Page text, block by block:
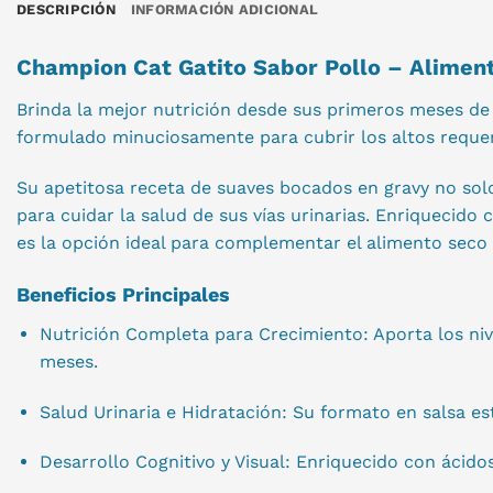
DESCRIPCIÓN INFORMACIÓN ADICIONAL
Champion Cat Gatito Sabor Pollo –
Brinda la mejor nutrición desde sus primeros meses
formulado minuciosamente para cubrir los altos
Su apetitosa receta de suaves bocados en gravy no
para cuidar la salud de sus vías urinarias.
es la opción ideal para complementar el alimento
Beneficios Principales
Nutrición Completa para Crecimiento: Aporta los
meses.
Salud Urinaria e Hidratación: Su formato en salsa
Desarrollo Cognitivo y Visual: Enriquecido con